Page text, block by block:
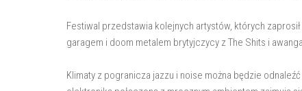
Festiwal przedstawia kolejnych artystów, których
garagem i doom metalem brytyjczycy z The Shits i
Klimaty z pogranicza jazzu i noise można będzie